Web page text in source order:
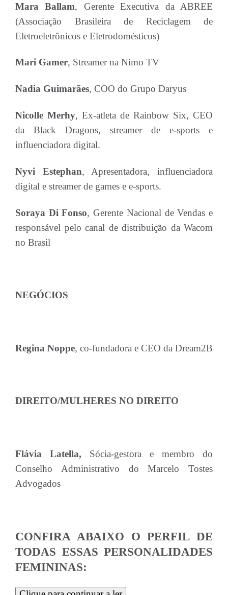
Mara Ballam, Gerente Executiva da ABREE
(Associação Brasileira de Reciclagem de
Eletroeletrônicos e Eletrodomésticos)
Mari Gamer, Streamer na Nimo TV
Nadia Guimarães, COO do Grupo Daryus
Nicolle Merhy, Ex-atleta de Rainbow Six, CEO
da Black Dragons, streamer de e-sports e
influenciadora digital.
Nyvi Estephan, Apresentadora, influenciadora
digital e streamer de games e e-sports.
Soraya Di Fonso, Gerente Nacional de Vendas e
responsável pelo canal de distribuição da Wacom
no Brasil
NEGÓCIOS
Regina Noppe, co-fundadora e CEO da Dream2B
DIREITO/MULHERES NO DIREITO
Flávia Latella, Sócia-gestora e membro do
Conselho Administrativo do Marcelo Tostes
Advogados
CONFIRA ABAIXO O PERFIL DE
TODAS ESSAS PERSONALIDADES
FEMININAS: